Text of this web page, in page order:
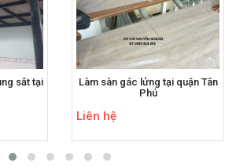
sắt tại
Làm sàn gác lửng tại quận Tân
Phú
Liên hệ